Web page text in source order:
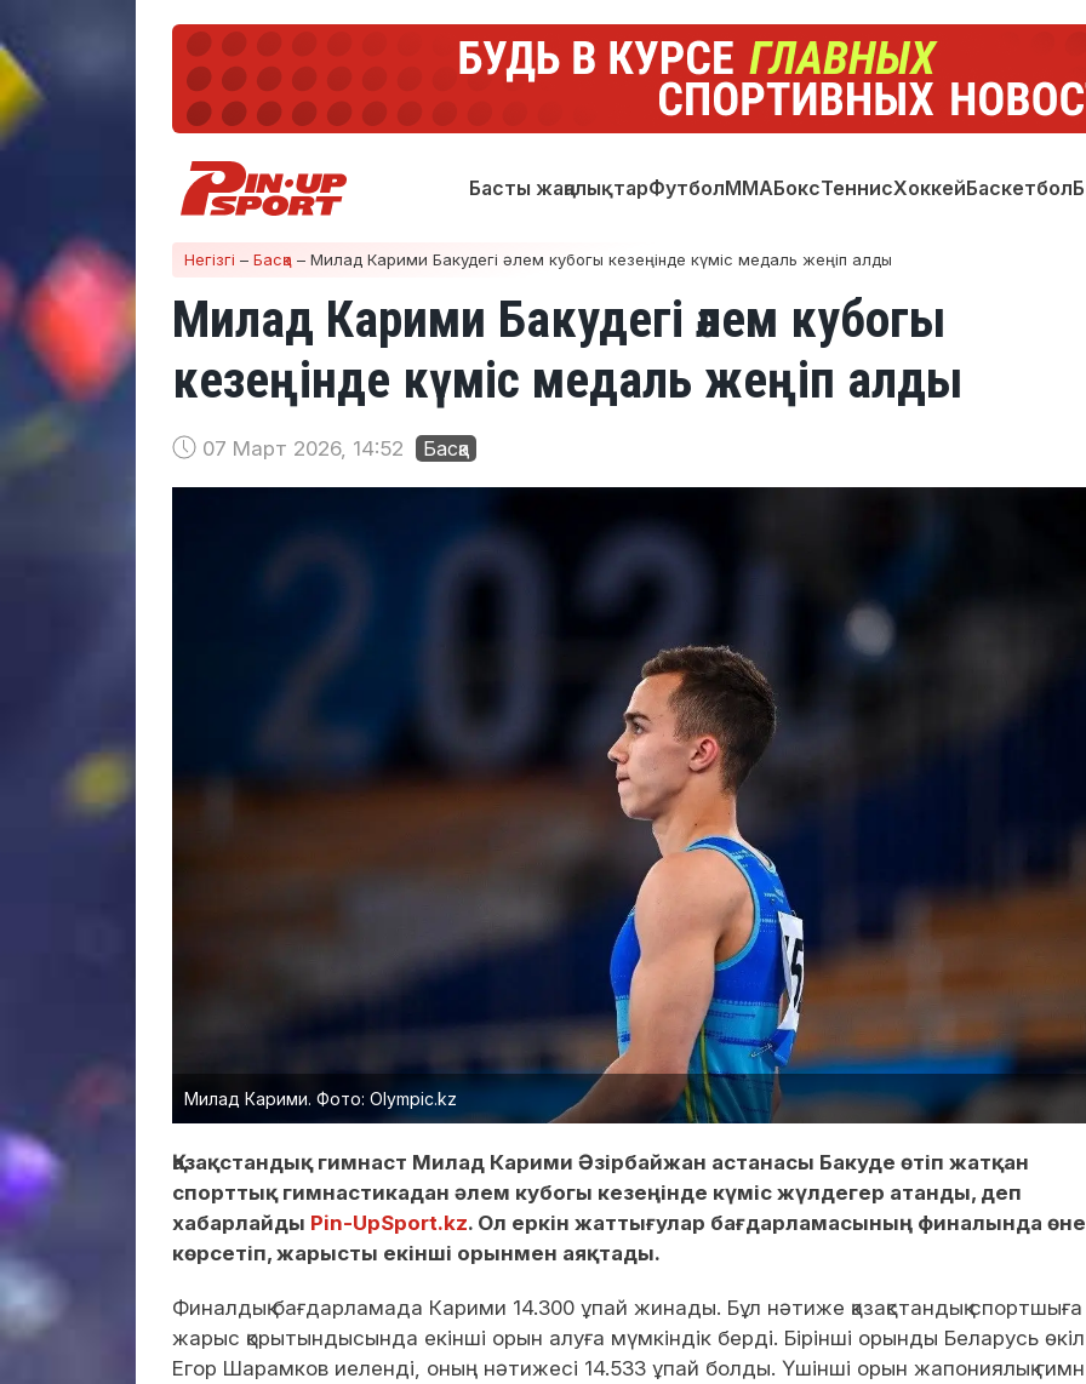
Басты жаңалықтарФутболММАБоксТеннисХоккейБаскетбол
Негізгі – Басқа – Милад Карими Бакудегі әлем кубогы кезеңінде күміс медаль жеңіп алды
Милад Карими Бакудегі әлем кубогы
кезеңінде күміс медаль жеңіп алды
07 Март 2026, 14:52 Басқа
Милад Карими. Фото: Olympic.kz
Қазақстандық гимнаст Милад Карими Әзірбайжан астанасы Бакуде өтіп жатқан
спорттық гимнастикадан әлем кубогы кезеңінде күміс жүлдегер атанды, деп
хабарлайды Pin-UpSport.kz. Ол еркін жаттығулар бағдарламасының финалында
көрсетіп, жарысты екінші орынмен аяқтады.
Финалдық бағдарламада Карими 14.300 ұпай жинады. Бұл нәтиже қазақстандық спортшыға
жарыс қорытындысында екінші орын алуға мүмкіндік берді. Бірінші орынды Беларусь
Егор Шарамков иеленді, оның нәтижесі 14.533 ұпай болды. Үшінші орын жапониялық